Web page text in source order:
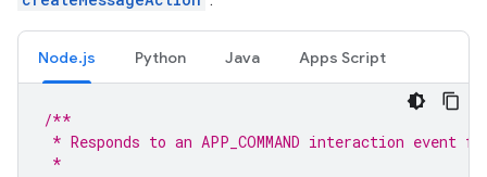
Node.js Python Java Apps Script
/**
* Responds to an APP_COMMAND interaction event
*